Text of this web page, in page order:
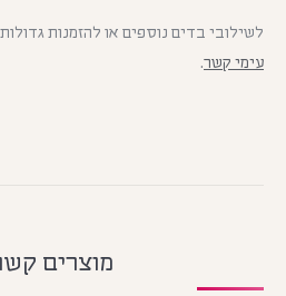
לשילובי בדים נוספים או להזמנות
עימי קשר.
מוצרים